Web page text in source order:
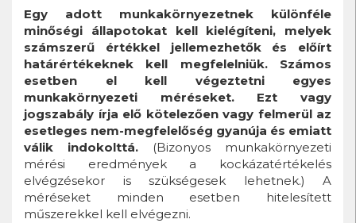
Egy adott munkakörnyezetnek különféle
minőségi állapotokat kell kielégíteni, melyek
számszerű értékkel jellemezhetők és előírt
határértékeknek kell megfelelniük. Számos
esetben el kell végeztetni egyes
munkakörnyezeti méréseket. Ezt vagy
jogszabály írja elő kötelezően vagy felmerül az
esetleges nem-megfelelőség gyanúja és emiatt
válik indokolttá. (Bizonyos munkakörnyezeti
mérési eredmények a kockázatértékelés
elvégzésekor is szükségesek lehetnek.) A
méréseket minden esetben hitelesített
műszerekkel kell elvégezni.